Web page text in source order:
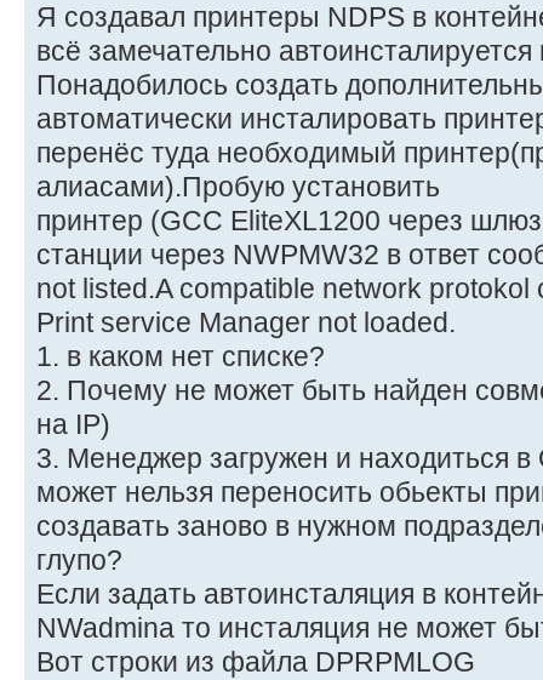
Я создавал принтеры NDPS в
всё замечательно автоинсталируется
Понадобилось создать
автоматически инсталировать
перенёс туда необходимый
алиасами).Пробую установить
принтер (GCC EliteXL1200 через
станции через NWPMW32 в ответ
not listed.A compatible network protokol
Print service Manager not loaded.
1. в каком нет списке?
2. Почему не может быть найден
на IP)
3. Менеджер загружен и находиться в
может нельзя переносить обьекты
создавать заново в нужном
глупо?
Если задать автоинсталяция в
NWadminа то инсталяция не может
Вот строки из файла DPRPMLOG